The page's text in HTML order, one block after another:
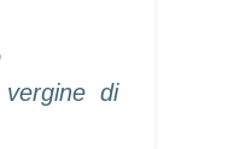
di